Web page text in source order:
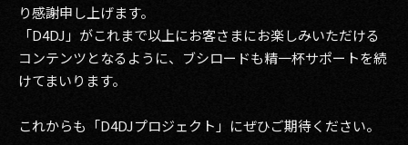
り感謝申し上げます。
「D4DJ」がこれまで以上にお客さまにお楽しみいただける
コンテンツとなるように、ブシロードも精一杯サポートを続
けてまいります。
これからも「D4DJプロジェクト」にぜひご期待ください。